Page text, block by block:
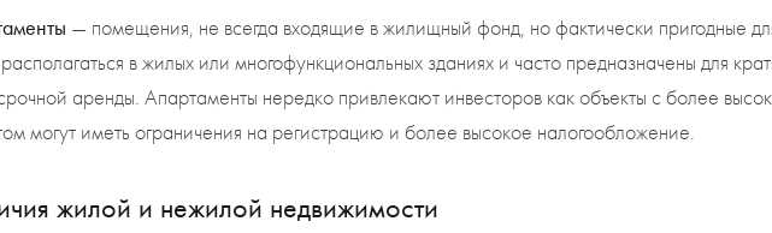
— помещения, не всегда входящие в жилищный фонд, но фактически пригодные
в жилых или многофункциональных зданиях и часто предназначены для
аренды. Апартаменты нередко привлекают инвесторов как объекты с более
могут иметь ограничения на регистрацию и более высокое налогообложение.
жилой и нежилой недвижимости